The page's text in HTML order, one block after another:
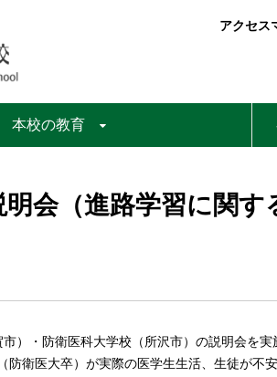
アクセス
本校の教育
会（進路学習に関す
）・防衛医科大学校（所沢市）の説明会を
衛医大卒）が実際の医学生生活、生徒が不